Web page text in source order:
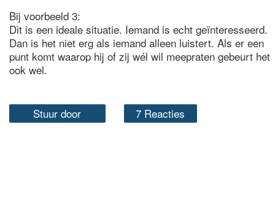
Bij voorbeeld 3:
Dit is een ideale situatie. Iemand is echt geïnteresseerd.
Dan is het niet erg als iemand alleen luistert. Als er een
punt komt waarop hij of zij wél wil meepraten gebeurt het
ook wel.
Stuur door 7 Reacties